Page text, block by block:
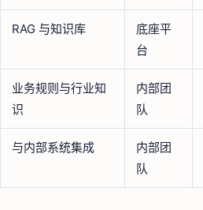
RAG 与知识库
底座平
台
业务规则与行业知
识
内部团
队
与内部系统集成
内部团
队